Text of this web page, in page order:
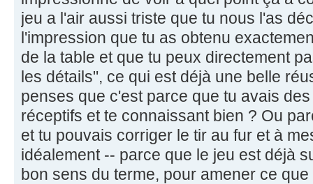
jeu a l'air aussi triste que tu nous l'as
l'impression que tu as obtenu
de la table et que tu peux directement
les détails", ce qui est déjà une belle
penses que c'est parce que tu avais
réceptifs et te connaissant bien ? Ou
et tu pouvais corriger le tir au fur et à
idéalement -- parce que le jeu est déjà
bon sens du terme, pour amener ce